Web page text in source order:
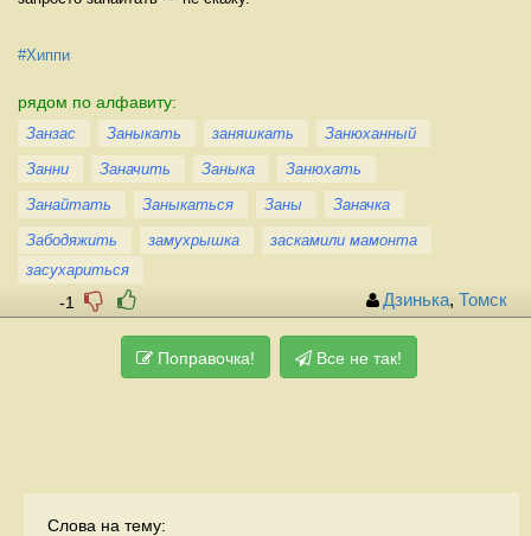
#Хиппи
рядом по алфавиту:
Занзас Заныкать заняшкать
Занюханный
Занни
Заначить Заныка
Занюхать
Занайтать
Заныкаться Заны
Заначка
Забодяжить
замухрышка
заскамили мамонта
засухариться
-1 Дзинька, Томск
Поправочка! Все не так!
Слова на тему: